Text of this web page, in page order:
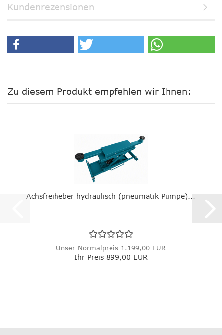
Kundenrezensionen
Zu diesem Produkt empfehlen wir Ihnen:
Achsfreiheber hydraulisch (pneumatik Pumpe)...
Unser Normalpreis 1.199,00 EUR
Ihr Preis 899,00 EUR